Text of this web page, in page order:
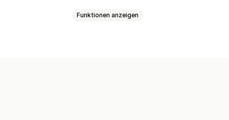
Funktionen anzeigen